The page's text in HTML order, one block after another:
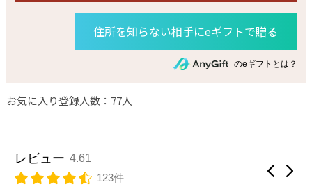
住所を知らない相手にeギフトで贈る
のeギフトとは？
お気に入り登録人数：77人
レビュー 4.61
123件